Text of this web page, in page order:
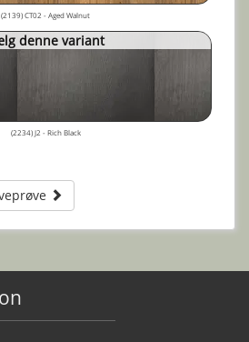
(2139) CT02 - Aged Walnut
denne variant
(2234) J2 - Rich Black